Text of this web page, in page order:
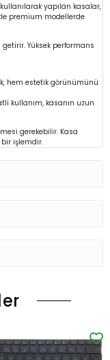
yapılan kasalar,
premium modellerde
getirir. Yüksek performans
hem estetik görünümünü
kullanım, kasanın uzun
gerekebilir. Kasa
işlemdir.